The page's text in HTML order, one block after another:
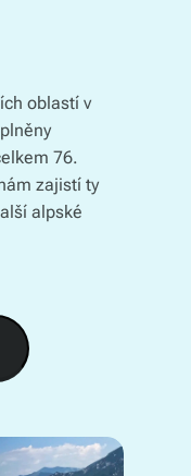
oblastí v
76.
zajistí ty
alpské